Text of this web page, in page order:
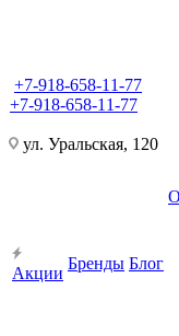
+7-918-658-11-77
+7-918-658-11-77
ул. Уральская, 120
Акции
Бренды Блог